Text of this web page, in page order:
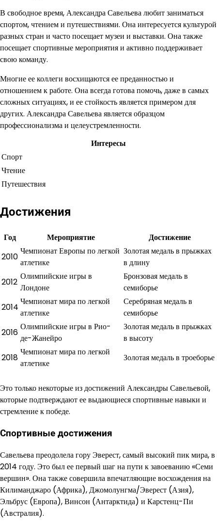
В свободное время, Александра Савельева любит заниматься
спортом, чтением и путешествиями. Она интересуется культурой
разных стран и часто посещает музеи и выставки. Она также
посещает спортивные мероприятия и активно поддерживает
свою команду.
Многие ее коллеги восхищаются ее преданностью и
отношением к работе. Она всегда готова помочь, даже в самых
сложных ситуациях, и ее стойкость является примером для
других. Александра Савельева является образцом
профессионализма и целеустремленности.
Интересы
Спорт
Чтение
Путешествия
Достижения
Год Мероприятие
Достижение
2010
Чемпионат Европы по легкой
атлетике
Золотая медаль в прыжках
в длину
2012
Олимпийские игры в
Лондоне
Бронзовая медаль в
семиборье
2014
Чемпионат мира по легкой
атлетике
Серебряная медаль в
семиборье
2016
Олимпийские игры в Рио-
де-Жанейро
Золотая медаль в прыжках
в высоту
2018
Чемпионат мира по легкой
атлетике
Золотая медаль в троеборье
Это только некоторые из достижений Александры Савельевой,
которые подтверждают ее выдающиеся спортивные навыки и
стремление к победе.
Спортивные достижения
Савельева преодолела гору Эверест, самый высокий пик мира, в
2014 году. Это был ее первый шаг на пути к завоеванию «Семи
вершин». Она также совершила впечатляющие восхождения на
Килиманджаро (Африка), Джомолунгма/Эверест (Азия),
Эльбрус (Европа), Винсон (Антарктида) и Карстенц-Пи
(Австралия).